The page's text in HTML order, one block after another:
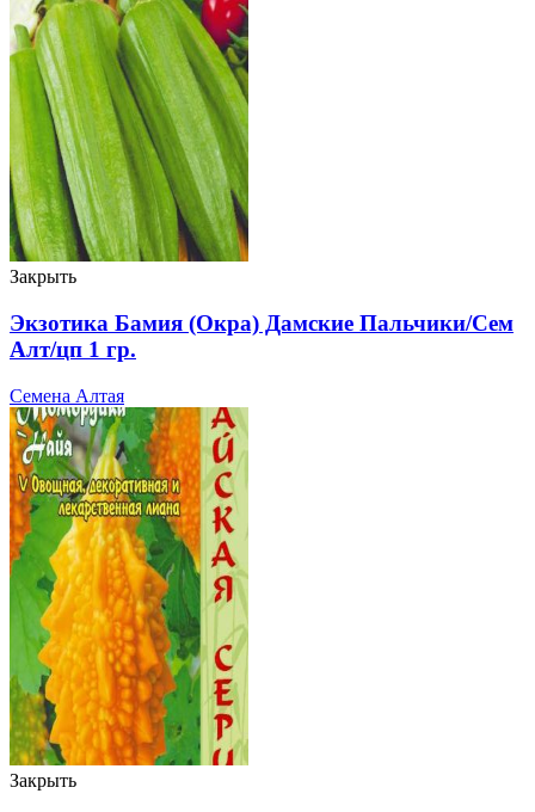
Закрыть
Экзотика Бамия (Окра) Дамские Пальчики/Сем
Алт/цп 1 гр.
Семена Алтая
Закрыть